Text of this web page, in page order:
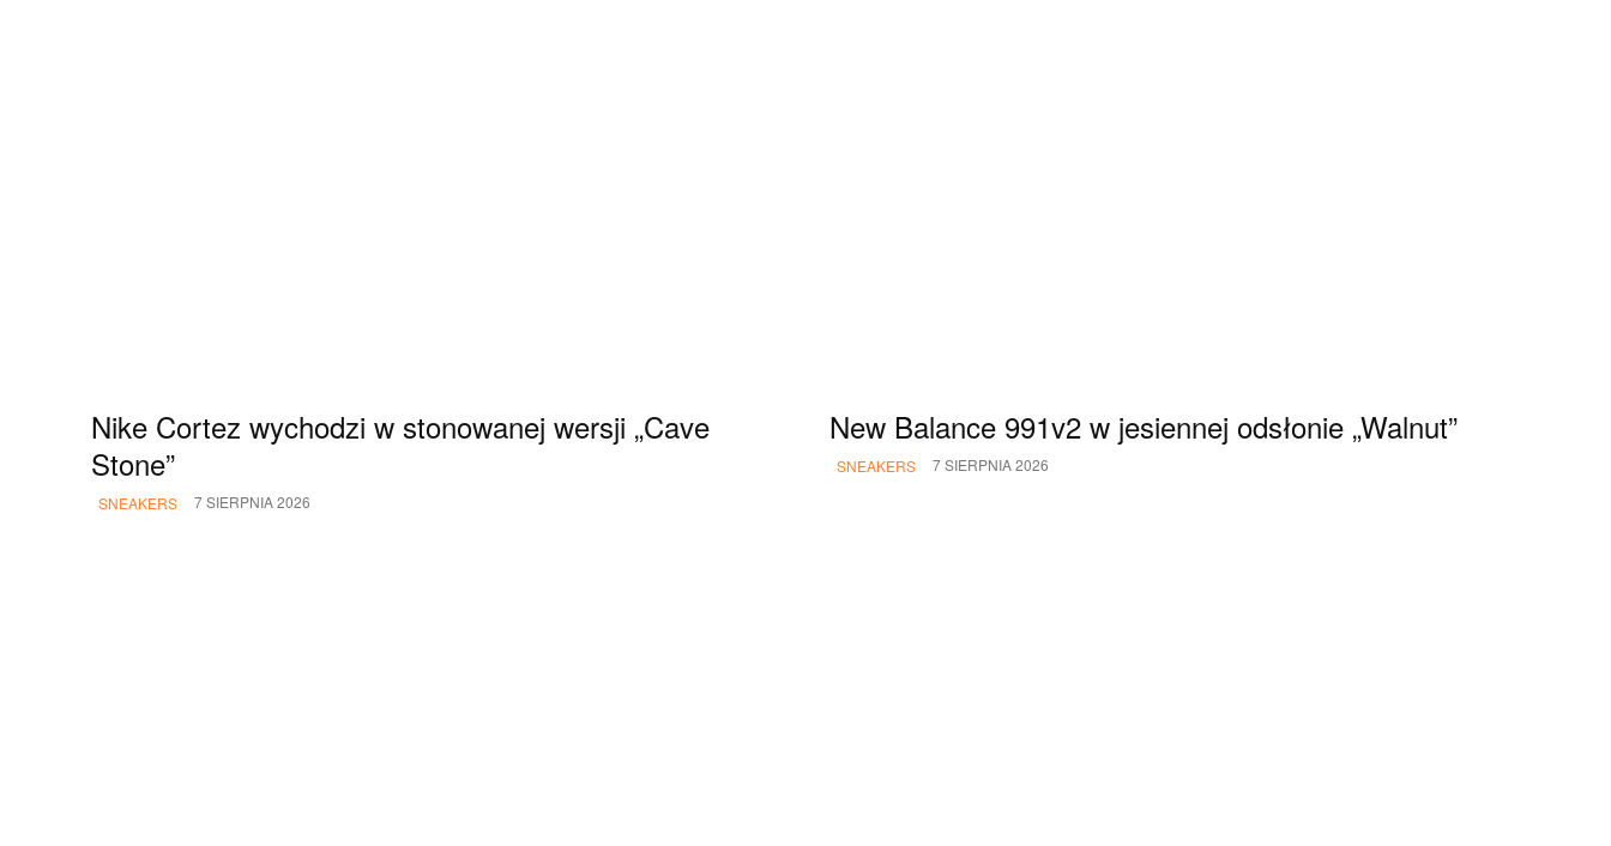
Nike Cortez wychodzi w stonowanej wersji „Cave
Stone”
SNEAKERS 7 SIERPNIA 2026
New Balance 991v2 w jesiennej odsłonie „Walnut”
SNEAKERS 7 SIERPNIA 2026